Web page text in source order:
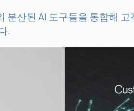
산된 AI 도구들을 통합해
.